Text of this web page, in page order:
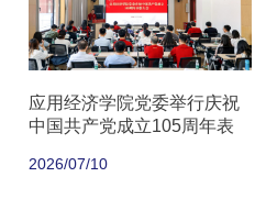
应用经济学院党委举行庆祝
中国共产党成立105周年表
2026/07/10